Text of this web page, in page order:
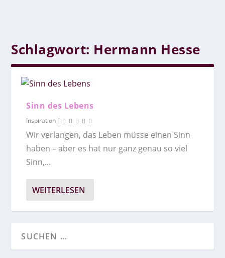
Schlagwort: Hermann Hesse
Sinn des Lebens
Inspiration |
Wir verlangen, das Leben müsse einen Sinn
haben – aber es hat nur ganz genau so viel
Sinn,...
WEITERLESEN